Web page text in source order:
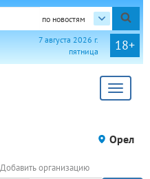
по новостям
18+
7 августа 2026 г.
пятница
Toggle
Орел
Добавить организацию